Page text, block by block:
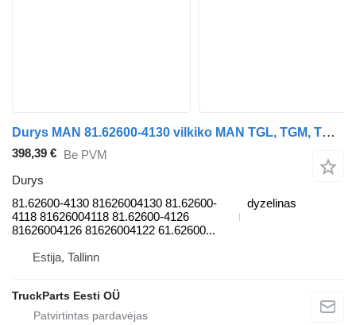
Durys MAN 81.62600-4130 vilkiko MAN TGL, TGM, TGS, TGX (2005-2021)
398,39 € Be PVM
Durys
81.62600-4130 81626004130 81.62600-
4118 81626004118 81.62600-4126
81626004126 81626004122 61.62600...
dyzelinas
Estija, Tallinn
TruckParts Eesti OÜ